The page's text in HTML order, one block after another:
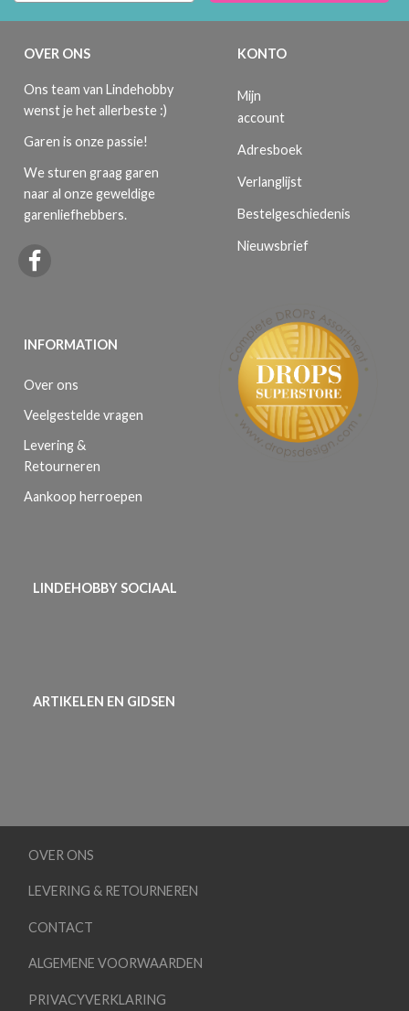
OVER ONS
Ons team van Lindehobby
wenst je het allerbeste :)
Garen is onze passie!
We sturen graag garen
naar al onze geweldige
garenliefhebbers.
INFORMATION
Over ons
Veelgestelde vragen
Levering &
Retourneren
Aankoop herroepen
KONTO
Mijn
account
Adresboek
Verlanglijst
Bestelgeschiedenis
Nieuwsbrief
LINDEHOBBY SOCIAAL
ARTIKELEN EN GIDSEN
OVER ONS
LEVERING & RETOURNEREN
CONTACT
ALGEMENE VOORWAARDEN
PRIVACYVERKLARING